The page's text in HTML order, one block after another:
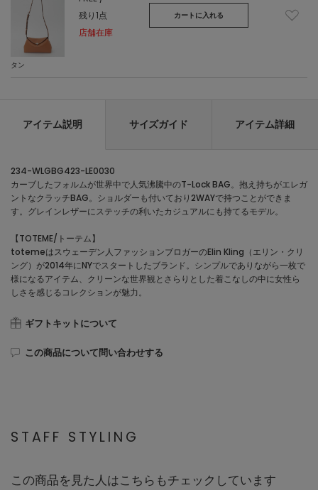
タン
残り1点
店舗在庫
カートに入れる
アイテム説明 サイズガイド アイテム詳細
234-WLGBG423-LE0030
カーブしたフォルムが世界中で人気沸騰中のT-Lock BAG。抱え持ちがエレガ
ントなクラッチBAG。ショルダーも付いており2WAYで持つことができま
す。グレインレザーにステッチの利いたカジュアルにも持てるモデル。
【TOTEME/トーテム】
totemeはスウェーデン人ファッションブロガーのElin Kling（エリン・クリ
ング）が2014年にNYでスタートしたブランド。シンプルでありながら一枚で
様になるアイテム、クリーンな世界観とさらりとした着こなしの中に女性ら
しさを感じるコレクションが魅力。
ギフトキットについて
この商品について問い合わせする
STAFF STYLING
この商品を見た人はこちらもチェックしています